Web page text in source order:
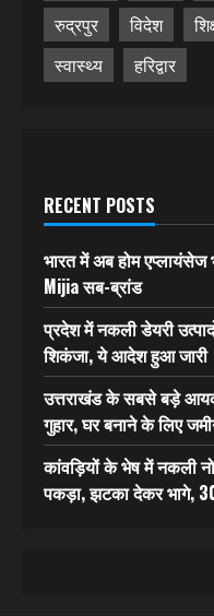
रुद्रपुर
विदेश
स्वास्थ्य
हरिद्वार
RECENT POSTS
भारत में अब होम एप्लायंसेज
Mijia सब-ब्रांड
प्रदेश में नकली डेयरी
शिकंजा, ये आदेश हुआ जारी
उत्तराखंड के सबसे बड़े
गुहार, घर बनाने के लिए
कांवड़ियों के भेष में नकली
पकड़ा, झटका देकर भागे,